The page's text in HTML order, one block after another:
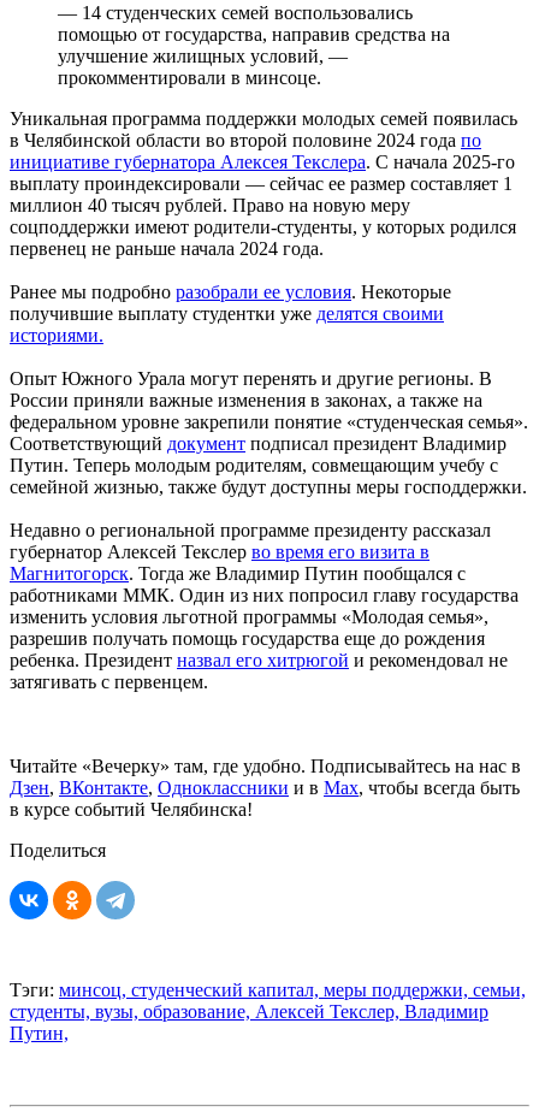
— 14 студенческих семей воспользовались
помощью от государства, направив средства на
улучшение жилищных условий, —
прокомментировали в минсоце.
Уникальная программа поддержки молодых семей появилась
в Челябинской области во второй половине 2024 года по
инициативе губернатора Алексея Текслера. С начала 2025-го
выплату проиндексировали — сейчас ее размер составляет 1
миллион 40 тысяч рублей. Право на новую меру
соцподдержки имеют родители-студенты, у которых родился
первенец не раньше начала 2024 года.
Ранее мы подробно разобрали ее условия. Некоторые
получившие выплату студентки уже делятся своими
историями.
Опыт Южного Урала могут перенять и другие регионы. В
России приняли важные изменения в законах, а также на
федеральном уровне закрепили понятие «студенческая семья».
Соответствующий документ подписал президент Владимир
Путин. Теперь молодым родителям, совмещающим учебу с
семейной жизнью, также будут доступны меры господдержки.
Недавно о региональной программе президенту рассказал
губернатор Алексей Текслер во время его визита в
Магнитогорск. Тогда же Владимир Путин пообщался с
работниками ММК. Один из них попросил главу государства
изменить условия льготной программы «Молодая семья»,
разрешив получать помощь государства еще до рождения
ребенка. Президент назвал его хитрюгой и рекомендовал не
затягивать с первенцем.
Читайте «Вечерку» там, где удобно. Подписывайтесь на нас в
Дзен, ВКонтакте, Одноклассники и в Max, чтобы всегда быть
в курсе событий Челябинска!
Поделиться
Тэги: минсоц, студенческий капитал, меры поддержки, семьи,
студенты, вузы, образование, Алексей Текслер, Владимир
Путин,